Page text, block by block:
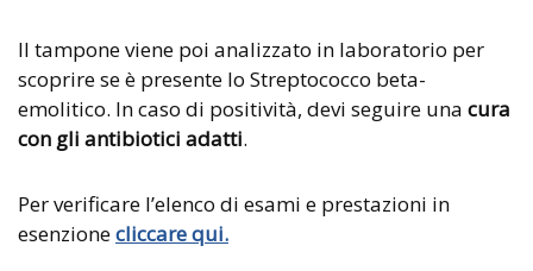
Il tampone viene poi analizzato in laboratorio per
scoprire se è presente lo Streptococco beta-
emolitico. In caso di positività, devi seguire una cura
con gli antibiotici adatti.
Per verificare l’elenco di esami e prestazioni in
esenzionecliccare qui.